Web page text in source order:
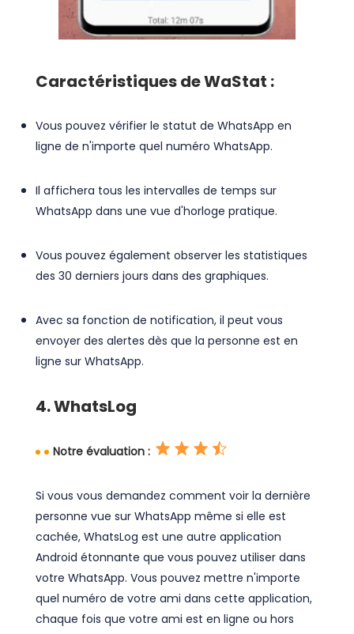
Caractéristiques de WaStat :
Vous pouvez vérifier le statut de WhatsApp en
ligne de n'importe quel numéro WhatsApp.
Il affichera tous les intervalles de temps sur
WhatsApp dans une vue d'horloge pratique.
Vous pouvez également observer les statistiques
des 30 derniers jours dans des graphiques.
Avec sa fonction de notification, il peut vous
envoyer des alertes dès que la personne est en
ligne sur WhatsApp.
4. WhatsLog
Notre évaluation :
Si vous vous demandez comment voir la dernière
personne vue sur WhatsApp même si elle est
cachée, WhatsLog est une autre application
Android étonnante que vous pouvez utiliser dans
votre WhatsApp. Vous pouvez mettre n'importe
quel numéro de votre ami dans cette application,
chaque fois que votre ami est en ligne ou hors